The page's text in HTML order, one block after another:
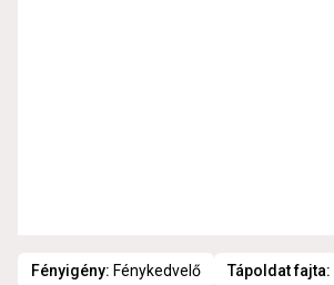
Fényigény: Fénykedvelő Tápoldat fajta: